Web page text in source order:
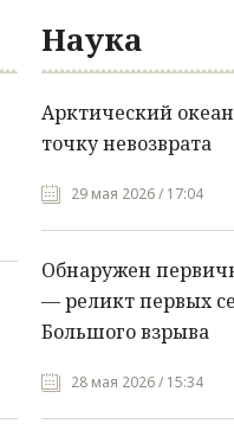
Наука
Арктический
точку невозврата
29 мая 2026 / 17:04
Обнаружен
— реликт первых
Большого взрыва
28 мая 2026 / 15:34